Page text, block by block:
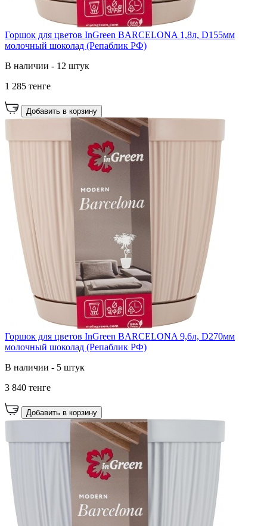
Горшок для цветов InGreen BARCELONA 1,8л, D155мм
молочный шоколад (Репаблик РФ)
В наличии - 12 штук
1 285 тенге
Добавить в корзину
Горшок для цветов InGreen BARCELONA 9,6л, D270мм
молочный шоколад (Репаблик РФ)
В наличии - 5 штук
3 840 тенге
Добавить в корзину